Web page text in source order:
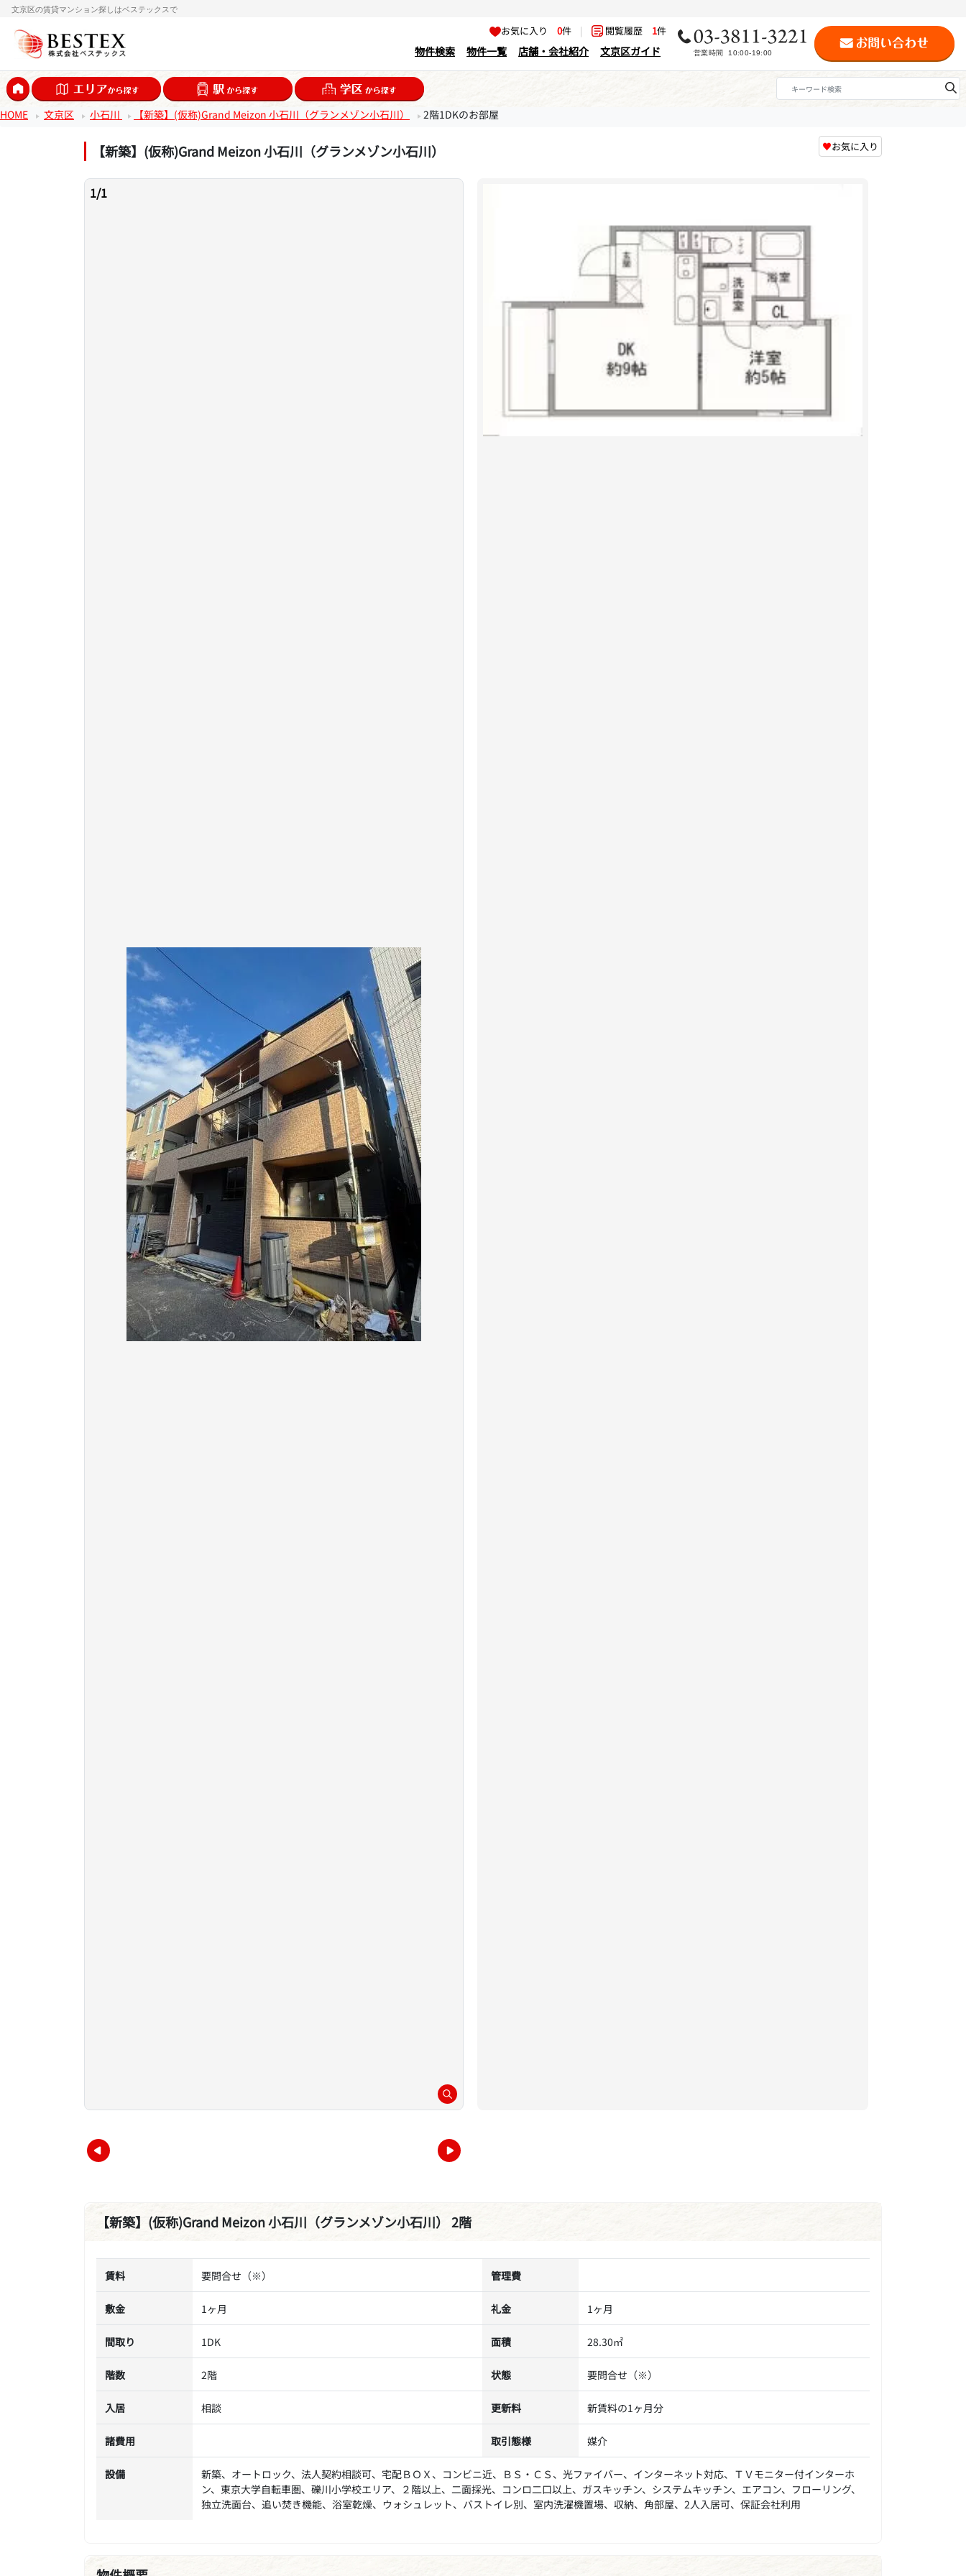
文京区の賃貸マンション探しはベステックスで
お気に入り0件 | 閲覧履歴 1件
物件検索 物件一覧 店舗・会社紹介 文京区ガイド
HOME 文京区 小石川 【新築】(仮称)Grand Meizon 小石川（グランメゾン小石川） 2階1DKのお部屋
【新築】(仮称)Grand Meizon 小石川（グランメゾン小石川） ♥お気に入り
1/1
【新築】(仮称)Grand Meizon 小石川（グランメゾン小石川） 2階
賃料 要問合せ（※） 管理費
敷金 1ヶ月 礼金 1ヶ月
間取り 1DK 面積 28.30㎡
階数 2階 状態 要問合せ（※）
入居 相談 更新料 新賃料の1ヶ月分
諸費用 取引態様 媒介
設備
新築、オートロック、法人契約相談可、宅配ＢＯＸ、コンビニ近、ＢＳ・ＣＳ、光ファイバー、インターネット対応、ＴＶモニター付インターホ
ン、東京大学自転車圏、礫川小学校エリア、２階以上、二面採光、コンロ二口以上、ガスキッチン、システムキッチン、エアコン、フローリング、
独立洗面台、追い焚き機能、浴室乾燥、ウォシュレット、バストイレ別、室内洗濯機置場、収納、角部屋、2人入居可、保証会社利用